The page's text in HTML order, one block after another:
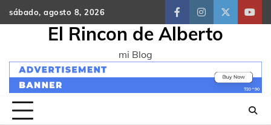
Skip
to
sábado, agosto 8, 2026
facebookinstagram
twitter
El Rincon de Alberto
mi Blog